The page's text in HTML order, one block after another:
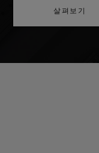
살펴보기